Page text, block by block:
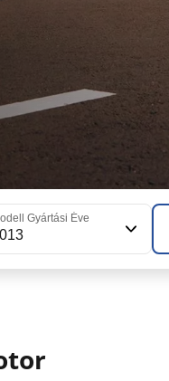
Gyártási Éve